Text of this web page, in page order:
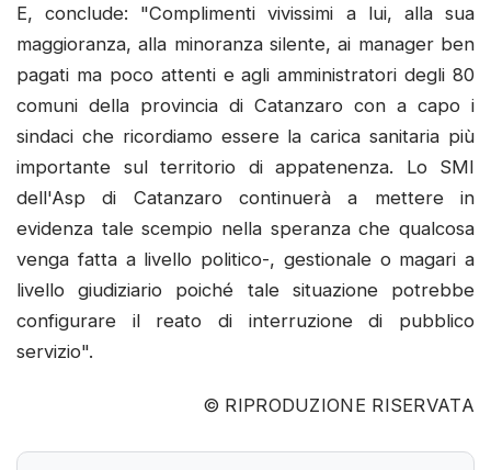
E, conclude: "Complimenti vivissimi a lui, alla sua
maggioranza, alla minoranza silente, ai manager ben
pagati ma poco attenti e agli amministratori degli 80
comuni della provincia di Catanzaro con a capo i
sindaci che ricordiamo essere la carica sanitaria più
importante sul territorio di appatenenza. Lo SMI
dell'Asp di Catanzaro continuerà a mettere in
evidenza tale scempio nella speranza che qualcosa
venga fatta a livello politico-, gestionale o magari a
livello giudiziario poiché tale situazione potrebbe
configurare il reato di interruzione di pubblico
servizio".
© RIPRODUZIONE RISERVATA